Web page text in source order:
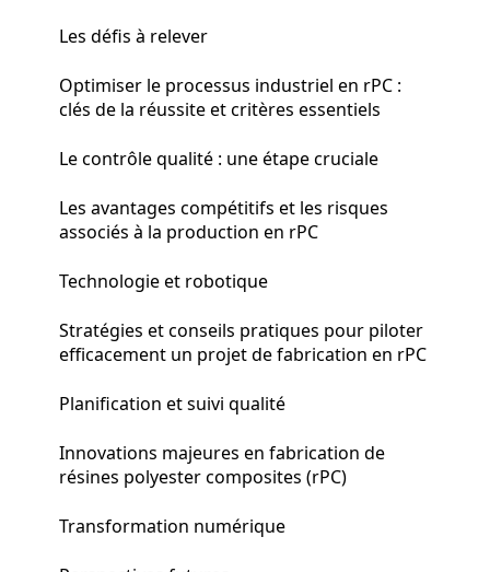
Les défis à relever
Optimiser le processus industriel en rPC :
clés de la réussite et critères essentiels
Le contrôle qualité : une étape cruciale
Les avantages compétitifs et les risques
associés à la production en rPC
Technologie et robotique
Stratégies et conseils pratiques pour piloter
efficacement un projet de fabrication en rPC
Planification et suivi qualité
Innovations majeures en fabrication de
résines polyester composites (rPC)
Transformation numérique